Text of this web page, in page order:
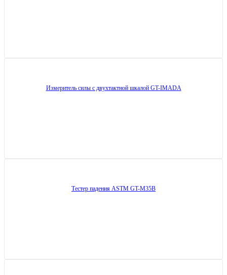
Измеритель силы с двухтактной шкалой GT-IMADA
Тестер падения ASTM GT-M35B